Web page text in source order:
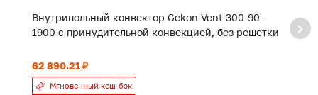
Внутрипольный конвектор Gekon Vent 300-90-
1900 с принудительной конвекцией, без решетки
62 890.21 ₽
Мгновенный кеш-бэк